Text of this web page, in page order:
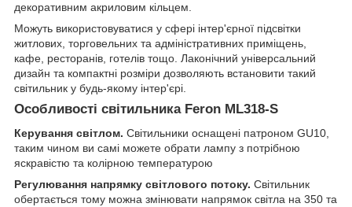
декоративним акриловим кільцем.
Можуть використовуватися у сфері інтер'єрної підсвітки
житлових, торговельних та адміністративних приміщень,
кафе, ресторанів, готелів тощо. Лаконічний універсальний
дизайн та компактні розміри дозволяють встановити такий
світильник у будь-якому інтер'єрі.
Особливості світильника Feron ML318-S
Керування світлом. Світильники оснащені патроном GU10,
таким чином ви самі можете обрати лампу з потрібною
яскравістю та колірною температурою
Регулювання напрямку світлового потоку. Світильник
обертається тому можна змінювати напрямок світла на 350 та